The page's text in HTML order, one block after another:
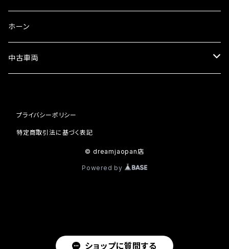
ショップに質問する
ミラーその他
タコメーター
セット
バッテリー充電器
ホーン
中古車両
ホンダ
プライバシーポリシー
特定商取引法に基づく表記
© dreamjaopan店
Powered by